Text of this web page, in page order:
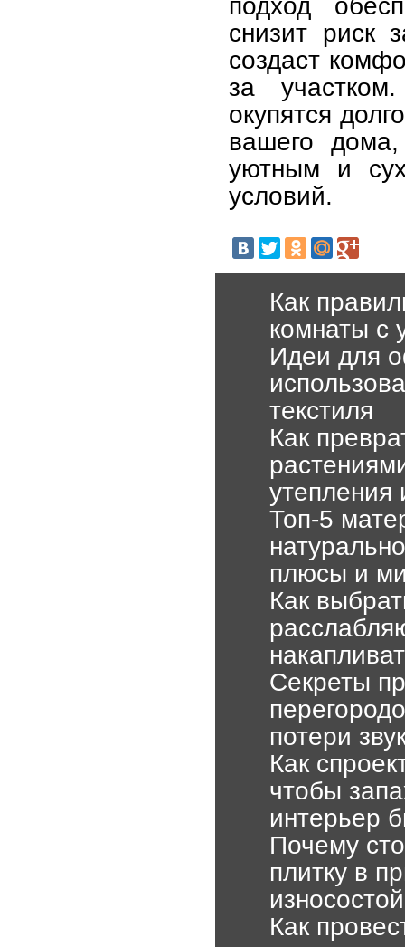
снизит риск
создаст
за
окупятся
вашего
уютным и
условий.
Как
комнаты с
Идеи для
текстиля
Как
утепления
Топ-5
плюсы и
Как
Секреты
потери
Как
чтобы
интерьер
Почему
плитку в
Как